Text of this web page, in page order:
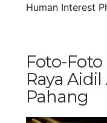
Human Interest
Foto-
Raya
Pahang